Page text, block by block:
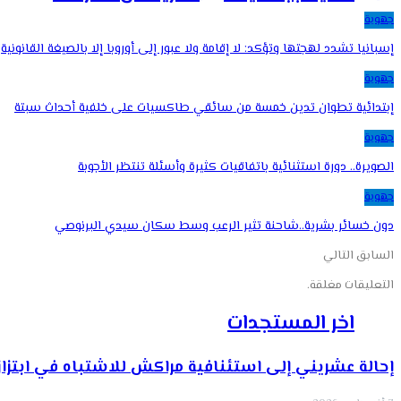
جهوية
إسبانيا تشدد لهجتها وتؤكد: لا إقامة ولا عبور إلى أوروبا إلا بالصيغة القانونية
جهوية
إبتدائية تطوان تدين خمسة من سائقي طاكسيات على خلفية أحداث سبتة
جهوية
الصويرة.. دورة استثنائية باتفاقيات كثيرة وأسئلة تنتظر الأجوبة
جهوية
دون خسائر بشرية..شاحنة تثير الرعب وسط سكان سيدي البرنوصي
السابق التالي
التعليقات مغلقة.
اخر المستجدات
إحالة عشريني إلى استئنافية مراكش للاشتباه في